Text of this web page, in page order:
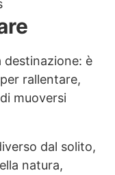
destinazione: è
rallentare,
muoversi
dal solito,
natura,